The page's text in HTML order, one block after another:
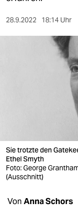
sport
veranstaltungen
shop
unterstützen
28.9.2022 18:14 Uhr
Sie trotzte den
Ethel Smyth
Foto: George
(Ausschnitt)
Von Anna Schors